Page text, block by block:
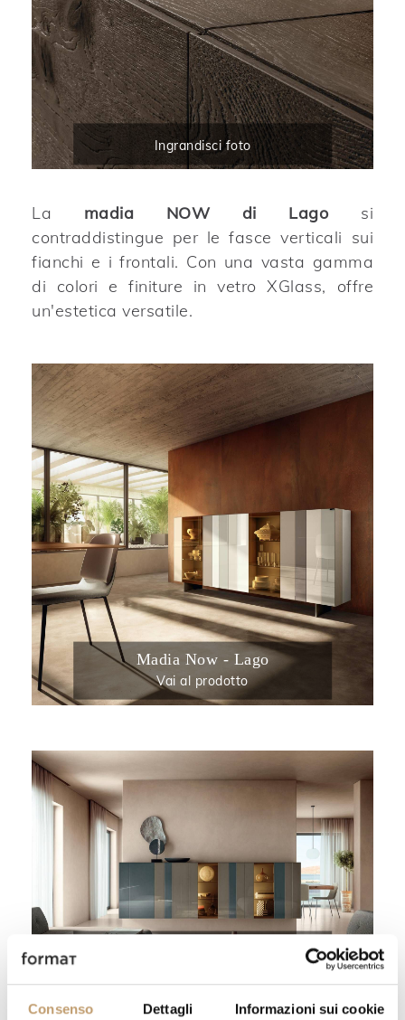
Consenso Dettagli Informazioni sui cookie
Ingrandisci foto
La madia NOW di Lagosi
contraddistingue per le fasce verticali sui
fianchi e i frontali. Con una vasta gamma
di colori e finiture in vetro XGlass, offre
un'estetica versatile.
Madia Now - Lago
Vai al prodotto